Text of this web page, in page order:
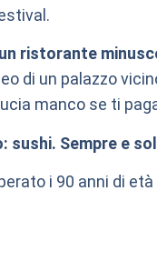
ristorante
di un palazzo
manco se ti
Sempre e
i 90 anni di